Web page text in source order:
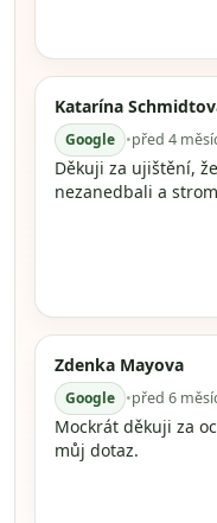
Katarína
Google •před 4
Děkuji za ujištění,
nezanedbali a
Zdenka Mayova
Google •před 6
Mockrát děkuji za
můj dotaz.